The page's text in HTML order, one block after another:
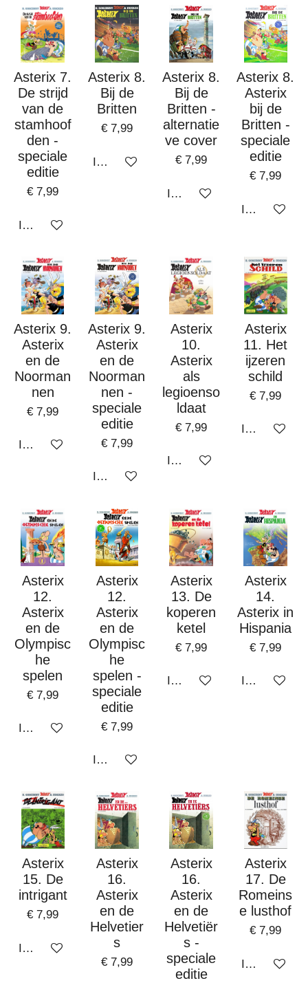
Asterix 7.
De strijd
van de
stamhoof
den -
speciale
editie
€ 7,99
In winkelwagen
Asterix 8.
Bij de
Britten
€ 7,99
In winkelwagen
Asterix 8.
Bij de
Britten -
alternatie
ve cover
€ 7,99
In winkelwagen
Asterix 8.
Asterix
bij de
Britten -
speciale
editie
€ 7,99
In
Asterix 9.
Asterix
en de
Noorman
nen
€ 7,99
In winkelwagen
Asterix 9.
Asterix
en de
Noorman
nen -
speciale
editie
€ 7,99
In winkelwagen
Asterix
10.
Asterix
als
legioenso
ldaat
€ 7,99
In winkelwagen
Asterix
11. Het
ijzeren
schild
€ 7,99
In
Asterix
12.
Asterix
en de
Olympisc
he
spelen
€ 7,99
In winkelwagen
Asterix
12.
Asterix
en de
Olympisc
he
spelen -
speciale
editie
€ 7,99
In winkelwagen
Asterix
13. De
koperen
ketel
€ 7,99
In winkelwagen
Asterix
14.
Asterix in
Hispania
€ 7,99
In
Asterix
15. De
intrigant
€ 7,99
In winkelwagen
Asterix
16.
Asterix
en de
Helvetier
s
€ 7,99
Asterix
16.
Asterix
en de
Helvetiër
s -
speciale
editie
Asterix
17. De
Romeins
e lusthof
€ 7,99
In